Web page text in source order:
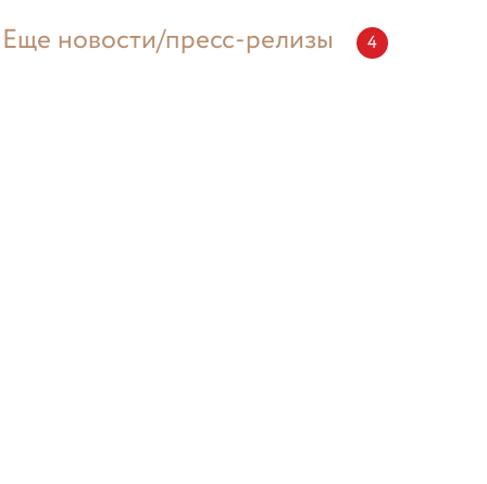
Еще новости/пресс-релизы
4